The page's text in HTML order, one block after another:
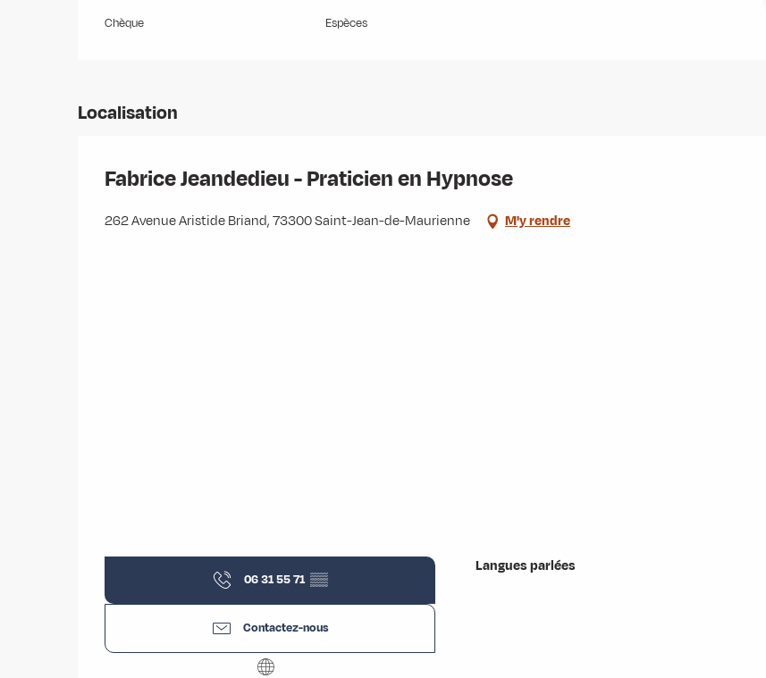
Chèque Espèces
Localisation
Fabrice Jeandedieu - Praticien en Hypnose
262 Avenue Aristide Briand, 73300 Saint-Jean-de-Maurienne M'y rendre
06 31 55 71 ▒▒
Contactez-nous
Langues parlées
Langues parlées